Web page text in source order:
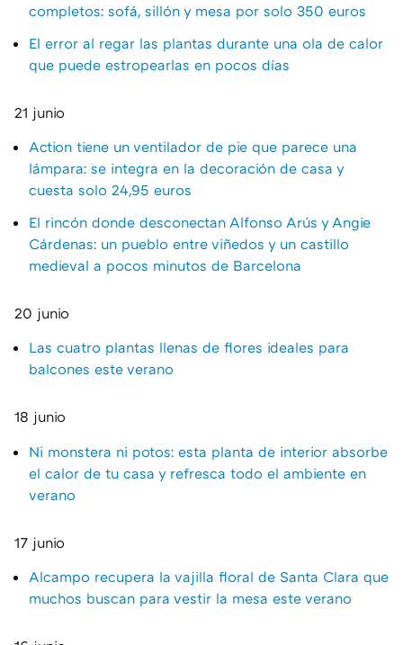
completos: sofá, sillón y mesa por solo 350 euros
El error al regar las plantas durante una ola de calor
que puede estropearlas en pocos días
21 junio
Action tiene un ventilador de pie que parece una
lámpara: se integra en la decoración de casa y
cuesta solo 24,95 euros
El rincón donde desconectan Alfonso Arús y Angie
Cárdenas: un pueblo entre viñedos y un castillo
medieval a pocos minutos de Barcelona
20 junio
Las cuatro plantas llenas de flores ideales para
balcones este verano
18 junio
Ni monstera ni potos: esta planta de interior absorbe
el calor de tu casa y refresca todo el ambiente en
verano
17 junio
Alcampo recupera la vajilla floral de Santa Clara que
muchos buscan para vestir la mesa este verano